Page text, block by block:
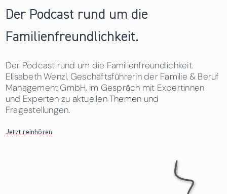
Der Podcast rund um die
Familienfreundlichkeit.
Der Podcast rund um die Familienfreundlichkeit.
Elisabeth Wenzl, Geschäftsführerin der Familie & Beruf
Management GmbH, im Gespräch mit Expertinnen
und Experten zu aktuellen Themen und
Fragestellungen.
Jetzt reinhören